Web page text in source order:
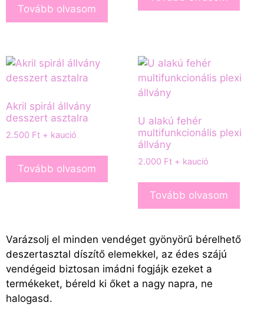
Tovább olvasom
Akril spirál állvány
desszert asztalra
2.500 Ft + kaució
Tovább olvasom
U alakú fehér
multifunkcionális plexi
állvány
2.000 Ft + kaució
Tovább olvasom
Varázsolj el minden vendéget gyönyörű bérelhető
deszertasztal díszítő elemekkel, az édes szájú
vendégeid biztosan imádni fogjájk ezeket a
termékeket, béreld ki őket a nagy napra, ne
halogasd.